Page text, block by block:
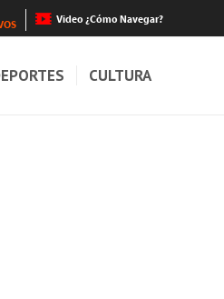
Video ¿Cómo Navegar?
CULTURA